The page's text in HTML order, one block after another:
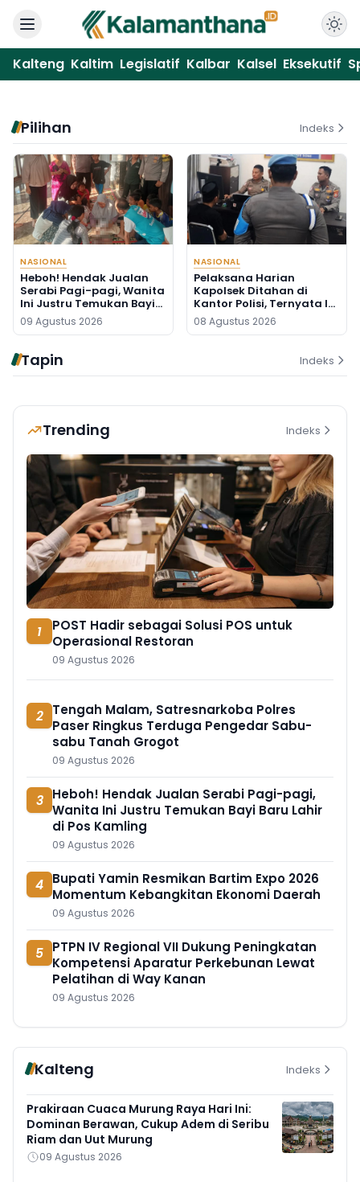
Kalteng Kaltim Legislatif Kalbar Kalsel Eksekutif
Pilihan Indeks
NASIONAL
Heboh! Hendak Jualan
Serabi Pagi-pagi, Wanita
Ini Justru Temukan Bayi
Baru Lahir di Pos Kamling
09 Agustus 2026
NASIONAL
Pelaksana Harian
Kapolsek Ditahan di
Kantor Polisi, Ternyata Ini
Penyebabnya
08 Agustus 2026
Tapin Indeks
Trending Indeks
1
POST Hadir sebagai Solusi POS untuk
Operasional Restoran
09 Agustus 2026
2 Tengah Malam, Satresnarkoba Polres
Paser Ringkus Terduga Pengedar Sabu-
sabu Tanah Grogot
09 Agustus 2026
3 Heboh! Hendak Jualan Serabi Pagi-pagi,
Wanita Ini Justru Temukan Bayi Baru Lahir
di Pos Kamling
09 Agustus 2026
4 Bupati Yamin Resmikan Bartim Expo 2026
Momentum Kebangkitan Ekonomi Daerah
09 Agustus 2026
5 PTPN IV Regional VII Dukung Peningkatan
Kompetensi Aparatur Perkebunan Lewat
Pelatihan di Way Kanan
09 Agustus 2026
Kalteng Indeks
Prakiraan Cuaca Murung Raya Hari Ini:
Dominan Berawan, Cukup Adem di Seribu
Riam dan Uut Murung
09 Agustus 2026